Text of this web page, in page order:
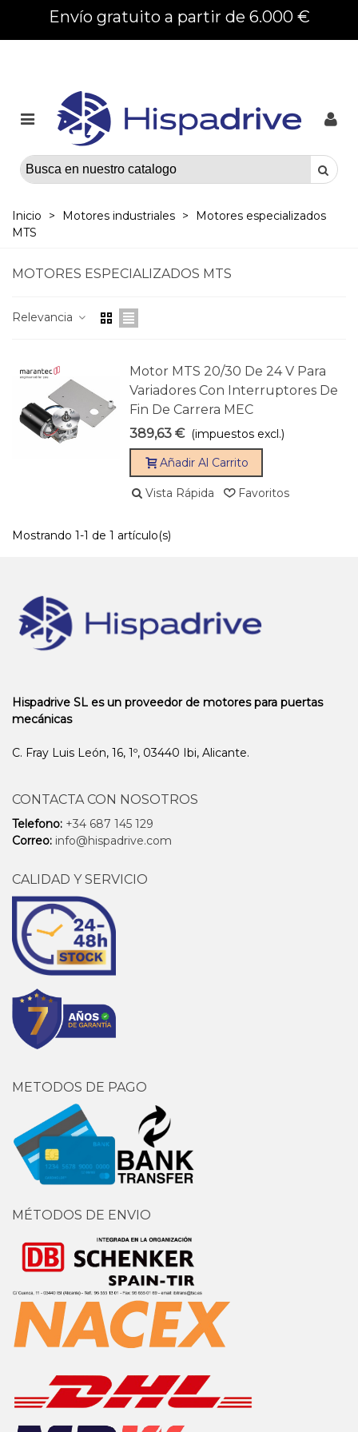
Envío gratuito a partir de 6.000 €
Inicio > Motores industriales >
Motores especializados
MTS
MOTORES ESPECIALIZADOS MTS
Relevancia
Motor MTS 20/30 De 24 V Para
Variadores Con Interruptores De
Fin De Carrera MEC
389,63 € (impuestos excl.)
Añadir Al Carrito
Vista Rápida Favoritos
Mostrando 1-1 de 1 artículo(s)
Hispadrive SL es un proveedor de motores para puertas
mecánicas
C. Fray Luis León, 16, 1º, 03440 Ibi, Alicante.
CONTACTA CON NOSOTROS
Telefono: +34 687 145 129
Correo: info@hispadrive.com
CALIDAD Y SERVICIO
METODOS DE PAGO
MÉTODOS DE ENVIO